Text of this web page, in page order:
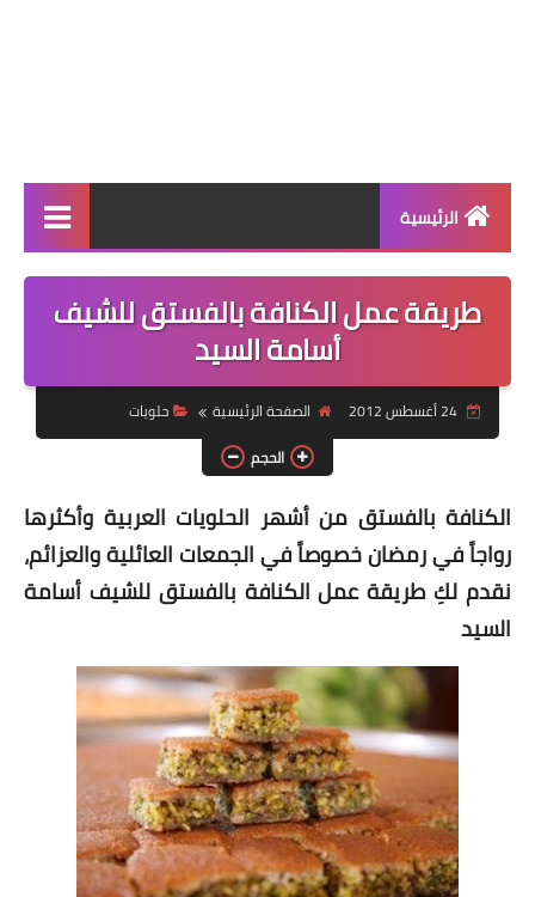
الرئيسية
الرئيسية
أطباق ووجبات
أطباق رئيسية
أطباق جانبية
شوربات
سلطات
مخبوزات
أطباق أطفال
أطباق بحرية
وصفات حصرية
طريقة عمل الكنافة بالفستق للشيف
أسامة السيد
24 أغسطس 2012 الصفحة الرئيسية
حلويات
الحجم
الكنافة بالفستق من أشهر الحلويات العربية وأكثرها
رواجاً في رمضان خصوصاً في الجمعات العائلية والعزائم،
نقدم لكِ طريقة عمل الكنافة بالفستق للشيف أسامة
السيد